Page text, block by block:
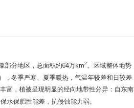
部分地区，总面积约64万km2。区域整体地势
冬季严寒、夏季暖热，气温年较差和日较差
富，植被呈现明显的经向地带性分异：自东南
水保肥性能差，抗侵蚀能力弱。